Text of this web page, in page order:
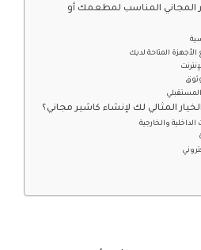
المجاني المناسب لمطعمك أو
المثالي لك لإنشاء كاشير مجاني؟
والخارجية